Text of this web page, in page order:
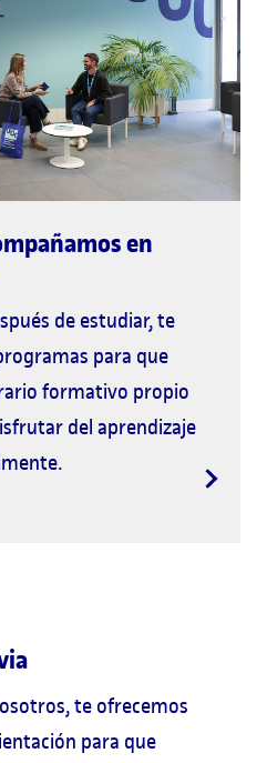
en
de estudiar, te
para que
formativo propio
del aprendizaje
te ofrecemos
para que